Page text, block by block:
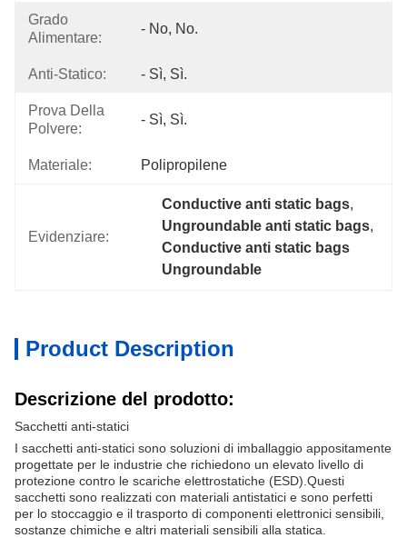
Grado
Alimentare:
- No, No.
Anti-Statico: - Sì, Sì.
Prova Della
Polvere:
- Sì, Sì.
Materiale: Polipropilene
Evidenziare:
Conductive anti static bags,
Ungroundable anti static bags
Conductive anti static bags
Ungroundable
Product Description
Descrizione del prodotto:
Sacchetti anti-statici
I sacchetti anti-statici sono soluzioni di imballaggio appositamente
progettate per le industrie che richiedono un elevato livello di
protezione contro le scariche elettrostatiche (ESD).Questi
sacchetti sono realizzati con materiali antistatici e sono perfetti
per lo stoccaggio e il trasporto di componenti elettronici sensibili,
sostanze chimiche e altri materiali sensibili alla statica.